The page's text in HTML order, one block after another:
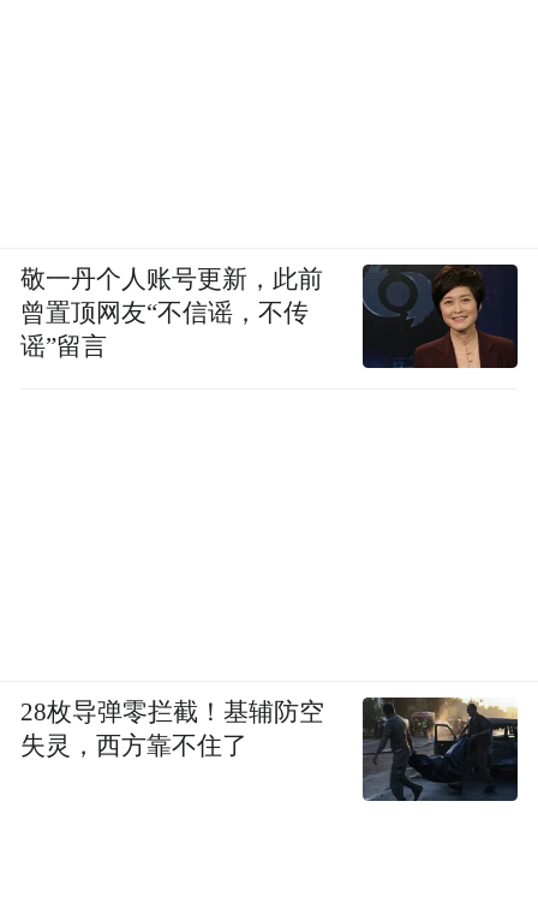
敬一丹个人账号更新，此前
曾置顶网友“不信谣，不传
谣”留言
28枚导弹零拦截！基辅防空
失灵，西方靠不住了